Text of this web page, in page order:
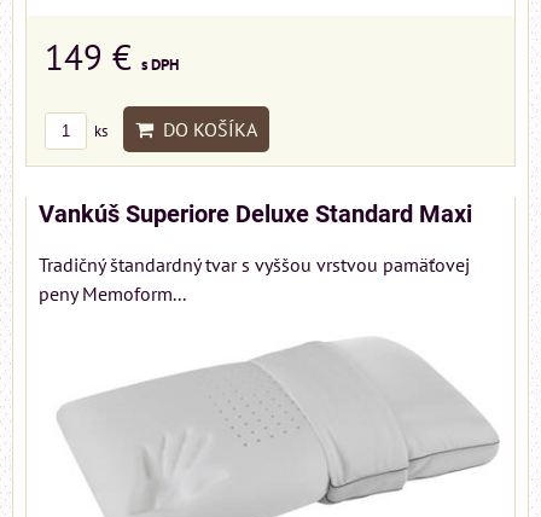
149 € s DPH
ks DO KOŠÍKA
Vankúš Superiore Deluxe Standard Maxi
Tradičný štandardný tvar s vyššou vrstvou pamäťovej
peny Memoform...